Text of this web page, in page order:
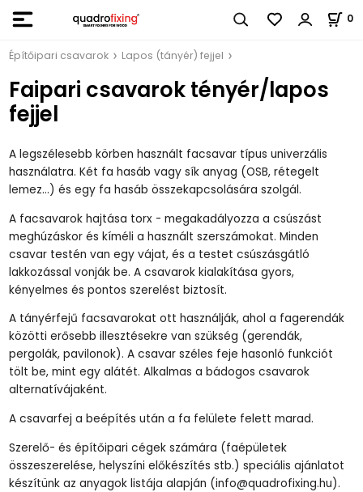
0
Építőipari csavarok Lapos (tányér) fejjel
Faipari csavarok tényér/lapos
fejjel
A legszélesebb körben használt facsavar típus univerzális
használatra. Két fa hasáb vagy sík anyag (OSB, rétegelt
lemez...) és egy fa hasáb összekapcsolására szolgál.
A facsavarok hajtása torx - megakadályozza a csúszást
meghúzáskor és kíméli a használt szerszámokat. Minden
csavar testén van egy vájat, és a testet csúszásgátló
lakkozással vonják be. A csavarok kialakítása gyors,
kényelmes és pontos szerelést biztosít.
A tányérfejű facsavarokat ott használják, ahol a fagerendák
közötti erősebb illesztésekre van szükség (gerendák,
pergolák, pavilonok). A csavar széles feje hasonló funkciót
tölt be, mint egy alátét. Alkalmas a bádogos csavarok
alternatívájaként.
A csavarfej a beépítés után a fa felülete felett marad.
Szerelő- és építőipari cégek számára (faépületek
összeszerelése, helyszíni előkészítés stb.) speciális ajánlatot
készítünk az anyagok listája alapján (info@quadrofixing.hu).